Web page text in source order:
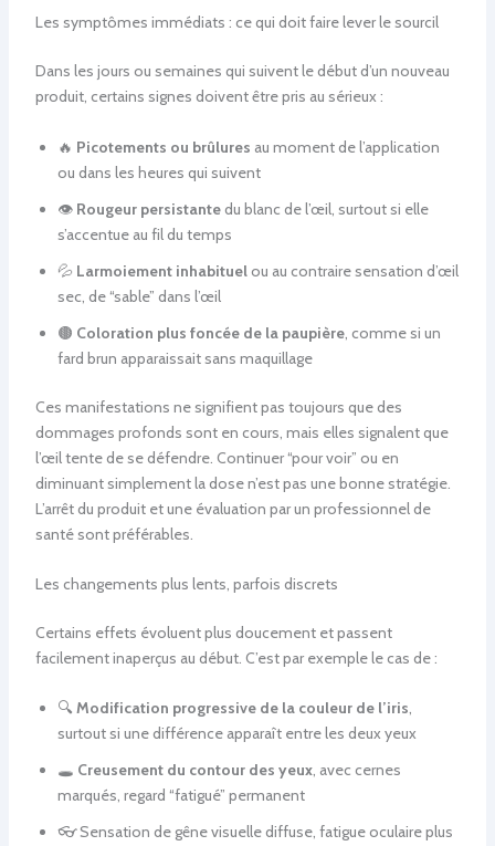
Les symptômes immédiats : ce qui doit faire lever le sourcil
Dans les jours ou semaines qui suivent le début d’un nouveau
produit, certains signes doivent être pris au sérieux :
🔥 Picotements ou brûlures au moment de l’application
ou dans les heures qui suivent
👁️ Rougeur persistantedu blanc de l’œil, surtout si elle
s’accentue au fil du temps
💦 Larmoiement inhabituelou au contraire sensation d’œil
sec, de “sable” dans l’œil
🟤 Coloration plus foncée de la paupière, comme si un
fard brun apparaissait sans maquillage
Ces manifestations ne signifient pas toujours que des
dommages profonds sont en cours, mais elles signalent que
l’œil tente de se défendre. Continuer “pour voir” ou en
diminuant simplement la dose n’est pas une bonne stratégie.
L’arrêt du produit et une évaluation par un professionnel de
santé sont préférables.
Les changements plus lents, parfois discrets
Certains effets évoluent plus doucement et passent
facilement inaperçus au début. C’est par exemple le cas de :
🔍 Modification progressive de la couleur de l’iris,
surtout si une différence apparaît entre les deux yeux
🕳️ Creusement du contour des yeux, avec cernes
marqués, regard “fatigué” permanent
👓 Sensation de gêne visuelle diffuse, fatigue oculaire plus